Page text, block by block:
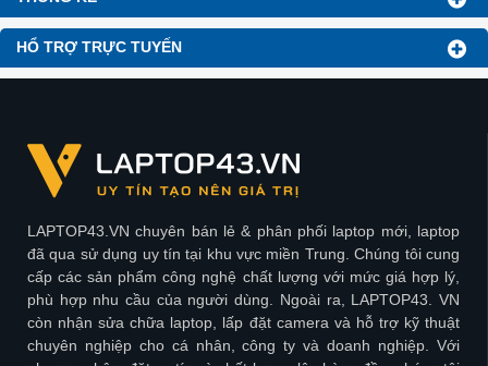
HỔ TRỢ TRỰC TUYẾN
LAPTOP43.VN chuyên bán lẻ & phân phối laptop mới, laptop
đã qua sử dụng uy tín tại khu vực miền Trung. Chúng tôi cung
cấp các sản phẩm công nghệ chất lượng với mức giá hợp lý,
phù hợp nhu cầu của người dùng. Ngoài ra, LAPTOP43. VN
còn nhận sửa chữa laptop, lấp đặt camera và hỗ trợ kỹ thuật
chuyên nghiệp cho cá nhân, công ty và doanh nghiệp. Với